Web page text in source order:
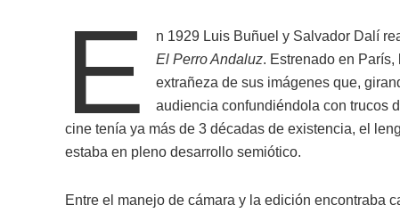
E
n 1929 Luis Buñuel y Salvador Dalí
El Perro Andaluz. Estrenado en
extrañeza de sus imágenes que,
audiencia confundiéndola con trucos
cine tenía ya más de 3 décadas de existencia, el
estaba en pleno desarrollo semiótico.
Entre el manejo de cámara y la edición encontraba